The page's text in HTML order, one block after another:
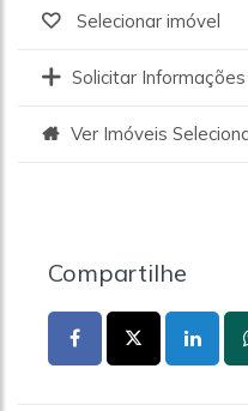
Selecionar imóvel
Solicitar Informações
Ver Imóveis
Compartilhe